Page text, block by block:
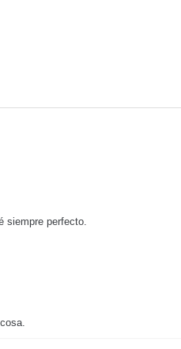
siempre perfecto.